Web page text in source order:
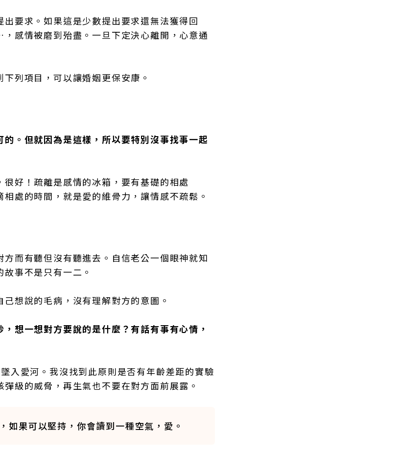
要求。如果這是少數提出要求還無法獲得回
感情被磨到殆盡。一旦下定決心離開，心意通
列項目，可以讓婚姻更保安康。
。但就因為是這樣，所以要特別沒事找事一起
好！疏離是感情的冰箱，要有基礎的相處
處的時間，就是愛的維骨力，讓情感不疏鬆。
而有聽但沒有聽進去。自信老公一個眼神就知
事不是只有一二。
想說的毛病，沒有理解對方的意圖。
想一想對方要說的是什麼？有話有事有心情，
入愛河。我沒找到此原則是否有年齡差距的實驗
級的威脅，再生氣也不要在對方面前展露。
如果可以堅持，你會讀到一種空氣，愛。